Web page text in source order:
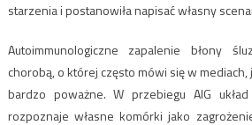
starzenia i postanowiła napisać własny
Autoimmunologiczne zapalenie błony
chorobą, o której często mówi się w
bardzo poważne. W przebiegu AIG
rozpoznaje własne komórki jako